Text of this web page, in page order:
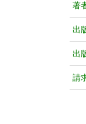
著
出
出
請